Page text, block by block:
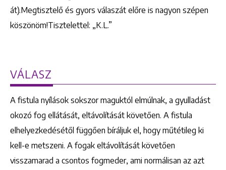
át).Megtisztelő és gyors válaszát előre is nagyon szépen
köszönöm!Tisztelettel: „K.L.”
VÁLASZ
A fistula nyílások sokszor maguktól elmúlnak, a gyulladást
okozó fog ellátását, eltávolítását követően. A fistula
elhelyezkedésétől függően bíráljuk el, hogy műtétileg ki
kell-e metszeni. A fogak eltávolítását követően
visszamarad a csontos fogmeder, ami normálisan az azt